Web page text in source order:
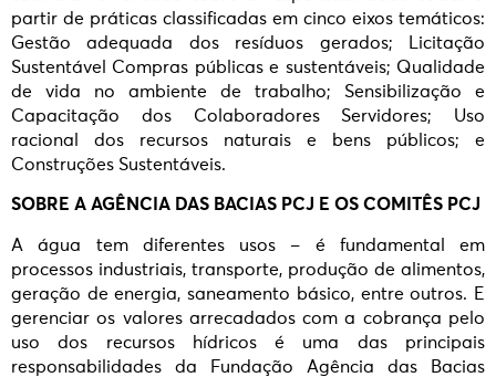
partir de práticas classificadas em cinco eixos temáticos:
Gestão adequada dos resíduos gerados; Licitação
Sustentável Compras públicas e sustentáveis; Qualidade
de vida no ambiente de trabalho; Sensibilização e
Capacitação dos Colaboradores Servidores; Uso
racional dos recursos naturais e bens públicos; e
Construções Sustentáveis.
SOBRE A AGÊNCIA DAS BACIAS PCJ E OS COMITÊS PCJ
A água tem diferentes usos – é fundamental em
processos industriais, transporte, produção de alimentos,
geração de energia, saneamento básico, entre outros. E
gerenciar os valores arrecadados com a cobrança pelo
uso dos recursos hídricos é uma das principais
responsabilidades da Fundação Agência das Bacias